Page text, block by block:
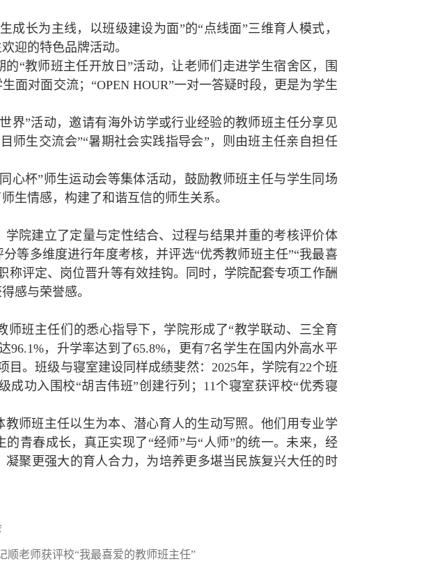
成长为主线，以班级建设为面”的“点线面”三维育人模式，
迎的特色品牌活动。
“教师班主任开放日”活动，让老师们走进学生宿舍区，围
面对面交流；“OPEN HOUR”一对一答疑时段，更是为学生
界”活动，邀请有海外访学或行业经验的教师班主任分享见
师生交流会”“暑期社会实践指导会”，则由班主任亲自担任
心杯”师生运动会等集体活动，鼓励教师班主任与学生同场
生情感，构建了和谐互信的师生关系。
院建立了定量与定性结合、过程与结果并重的考核评价体
等多维度进行年度考核，并评选“优秀教师班主任”“我最喜
称评定、岗位晋升等有效挂钩。同时，学院配套专项工作酬
感与荣誉感。
师班主任们的悉心指导下，学院形成了“教学联动、三全育
96.1%，升学率达到了65.8%，更有7名学生在国内外高水平
。班级与寝室建设同样成绩斐然：2025年，学院有22个班
成功入围校“胡吉伟班”创建行列；11个寝室获评校“优秀寝
师班主任以生为本、潜心育人的生动写照。他们用专业学
青春成长，真正实现了“经师”与“人师”的统一。未来，经
聚更强大的育人合力，为培养更多堪当民族复兴大任的时
老师获评校“我最喜爱的教师班主任”